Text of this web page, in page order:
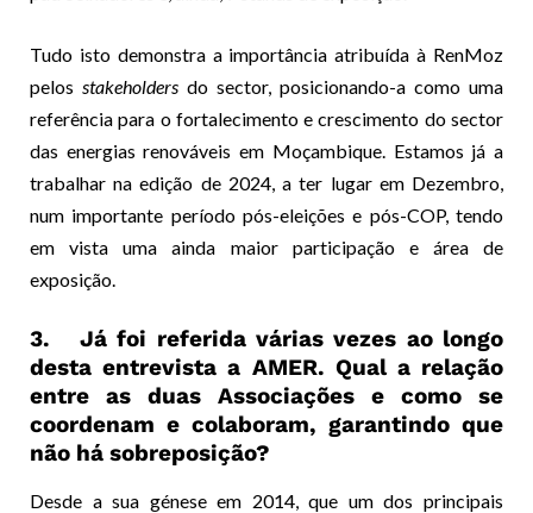
Tudo isto demonstra a importância atribuída à RenMoz
pelos stakeholders do sector, posicionando-a como uma
referência para o fortalecimento e crescimento do sector
das energias renováveis em Moçambique. Estamos já a
trabalhar na edição de 2024, a ter lugar em Dezembro,
num importante período pós-eleições e pós-COP, tendo
em vista uma ainda maior participação e área de
exposição.
3. Já foi referida várias vezes ao longo
desta entrevista a AMER. Qual a relação
entre as duas Associações e como se
coordenam e colaboram, garantindo que
não há sobreposição?
Desde a sua génese em 2014, que um dos principais